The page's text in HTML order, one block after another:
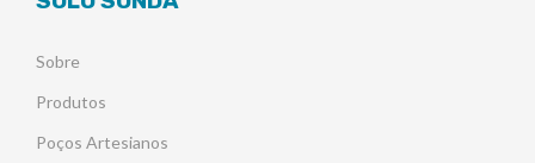
Sobre
Produtos
Poços Artesianos